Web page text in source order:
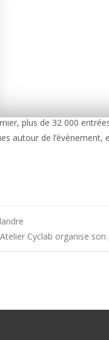
la ville qui revient
de fin d’année. Avec
plus de 32 000
autour de
Cyclab organise